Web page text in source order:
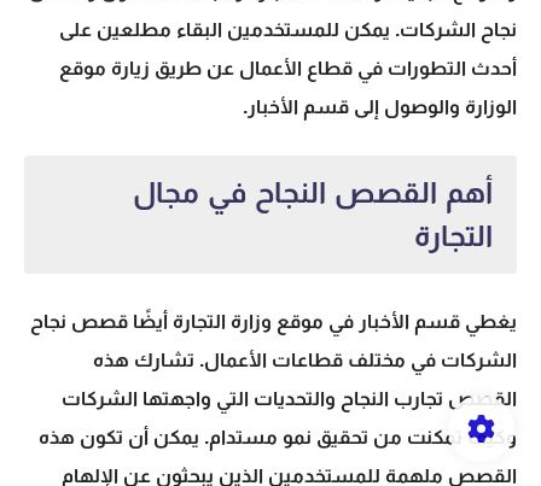
نجاح الشركات. يمكن للمستخدمين البقاء مطلعين على
أحدث التطورات في قطاع الأعمال عن طريق زيارة موقع
الوزارة والوصول إلى قسم الأخبار.
أهم القصص النجاح في مجال
التجارة
يغطي قسم الأخبار في موقع وزارة التجارة أيضًا قصص نجاح
الشركات في مختلف قطاعات الأعمال. تشارك هذه
القصص تجارب النجاح والتحديات التي واجهتها الشركات
وكيف تمكنت من تحقيق نمو مستدام. يمكن أن تكون هذه
القصص ملهمة للمستخدمين الذين يبحثون عن الإلهام